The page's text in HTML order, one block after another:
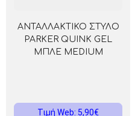
ΑΝΤΑΛΛΑΚΤΙΚΟ ΣΤΥΛΟ
PARKER QUINK GEL
ΜΠΛΕ MEDIUM
Τιμή Web: 5,90€